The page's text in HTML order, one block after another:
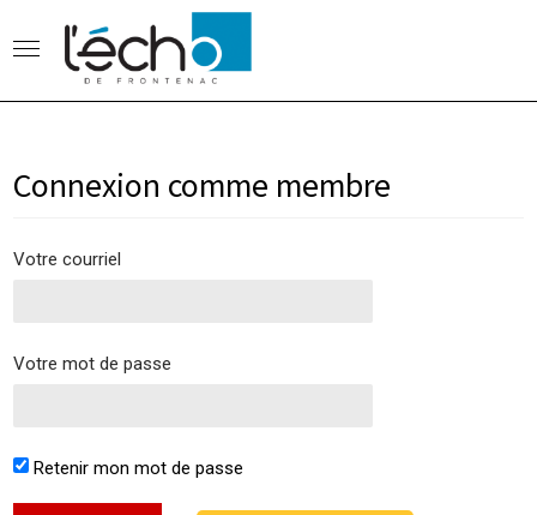
Connexion comme membre
Votre courriel
Votre mot de passe
Retenir mon mot de passe